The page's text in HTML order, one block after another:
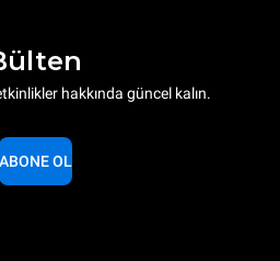
hakkında güncel kalın.
ABONE OL